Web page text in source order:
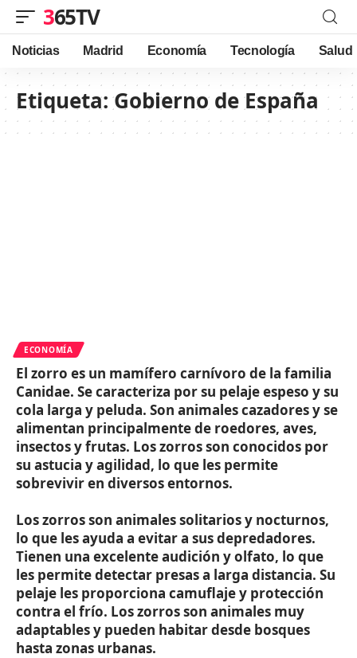
365TV
Noticias Madrid Economía Tecnología Salud
Etiqueta:Gobierno de España
ECONOMÍA
El zorro es un mamífero carnívoro de la familia
Canidae. Se caracteriza por su pelaje espeso y su
cola larga y peluda. Son animales cazadores y se
alimentan principalmente de roedores, aves,
insectos y frutas. Los zorros son conocidos por
su astucia y agilidad, lo que les permite
sobrevivir en diversos entornos.
Los zorros son animales solitarios y nocturnos,
lo que les ayuda a evitar a sus depredadores.
Tienen una excelente audición y olfato, lo que
les permite detectar presas a larga distancia. Su
pelaje les proporciona camuflaje y protección
contra el frío. Los zorros son animales muy
adaptables y pueden habitar desde bosques
hasta zonas urbanas.